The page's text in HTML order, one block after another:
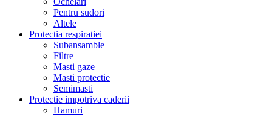
Pentru sudori
Altele
Protectia respiratiei
Subansamble
Filtre
Masti gaze
Masti protectie
Semimasti
Protectie impotriva caderii
Hamuri